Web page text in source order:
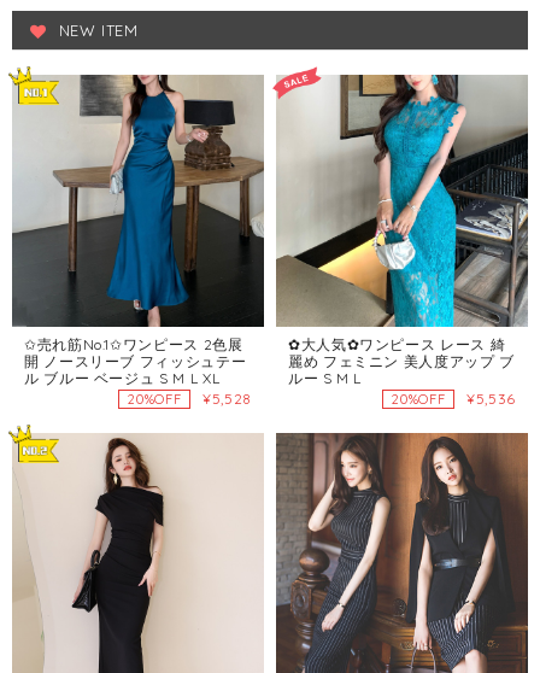
NEW ITEM
✩売れ筋No.1✩ワンピース 2色展
開 ノースリーブ フィッシュテー
ル ブルー ベージュ S M L XL
20%OFF ¥5,528
✿大人気✿ワンピース レース 綺
麗め フェミニン 美人度アップ ブ
ルー S M L
20%OFF ¥5,536